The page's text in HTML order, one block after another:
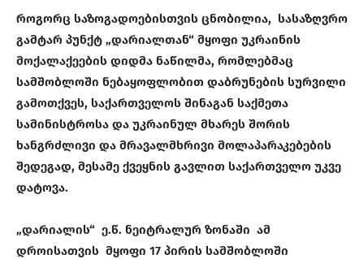
როგორც საზოგადოებისთვის ცნობილია, სასაზღვრო
გამტარ პუნქტ „დარიალთან“ მყოფი უკრაინის
მოქალაქეების დიდმა ნაწილმა, რომლებმაც
სამშობლოში ნებაყოფლობით დაბრუნების სურვილი
გამოთქვეს, საქართველოს შინაგან საქმეთა
სამინისტროსა და უკრაინულ მხარეს შორის
ხანგრძლივი და მრავალმხრივი მოლაპარაკებების
შედეგად, მესამე ქვეყნის გავლით საქართველო უკვე
დატოვა.
„დარიალის“ ე.წ. ნეიტრალურ ზონაში ამ
დროისათვის მყოფი 17 პირის სამშობლოში